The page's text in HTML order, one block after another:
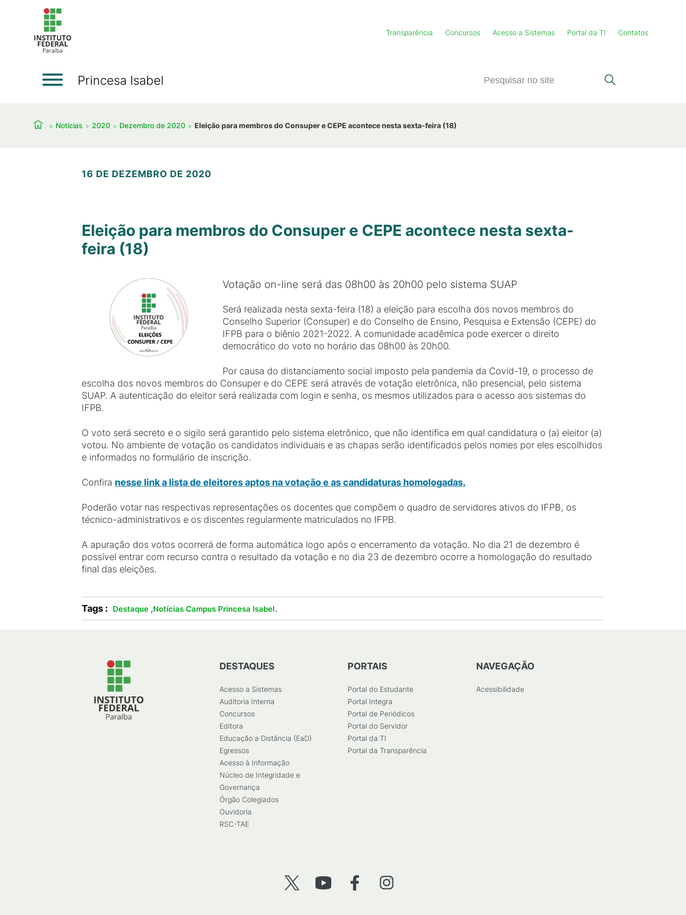
Transparência Concursos Acesso a Sistemas Portal da TI Contatos
Princesa Isabel
Notícias 2020 Dezembro de 2020 Eleição para membros do Consuper e CEPE acontece nesta sexta-feira (18)
16 DE DEZEMBRO DE 2020
Eleição para membros do Consuper e CEPE acontece nesta sexta-
feira (18)
Votação on-line será das 08h00 às 20h00 pelo sistema SUAP
Será realizada nesta sexta-feira (18) a eleição para escolha dos novos membros do
Conselho Superior (Consuper) e do Conselho de Ensino, Pesquisa e Extensão (CEPE) do
IFPB para o biênio 2021-2022. A comunidade acadêmica pode exercer o direito
democrático do voto no horário das 08h00 às 20h00.
Por causa do distanciamento social imposto pela pandemia da Covid-19, o processo de
escolha dos novos membros do Consuper e do CEPE será através de votação eletrônica, não presencial, pelo sistema
SUAP. A autenticação do eleitor será realizada com login e senha, os mesmos utilizados para o acesso aos sistemas do
IFPB.
O voto será secreto e o sigilo será garantido pelo sistema eletrônico, que não identifica em qual candidatura o (a) eleitor (a)
votou. No ambiente de votação os candidatos individuais e as chapas serão identificados pelos nomes por eles escolhidos
e informados no formulário de inscrição.
Confira nesse link a lista de eleitores aptos na votação e as candidaturas homologadas.
Poderão votar nas respectivas representações os docentes que compõem o quadro de servidores ativos do IFPB, os
técnico-administrativos e os discentes regularmente matriculados no IFPB.
A apuração dos votos ocorrerá de forma automática logo após o encerramento da votação. No dia 21 de dezembro é
possível entrar com recurso contra o resultado da votação e no dia 23 de dezembro ocorre a homologação do resultado
final das eleições.
Tags : Destaque ,Notícias Campus Princesa Isabel.
DESTAQUES
Acesso a Sistemas
Auditoria Interna
Concursos
Editora
Educação a Distância (EaD)
Egressos
Acesso à Informação
Núcleo de Integridade e
Governança
Órgão Colegiados
Ouvidoria
RSC-TAE
PORTAIS
Portal do Estudante
Portal Integra
Portal de Periódicos
Portal do Servidor
Portal da TI
Portal da Transparência
NAVEGAÇÃO
Acessibilidade